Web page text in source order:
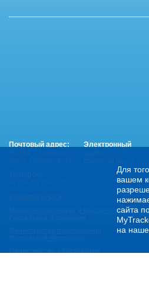
Для
вашем
сайта
на
Почтовый адрес:
Электронный
Министерство науки и высшего